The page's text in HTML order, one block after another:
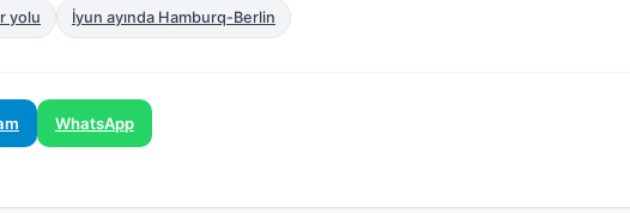
yolu İyun ayında Hamburq-Berlin
WhatsApp